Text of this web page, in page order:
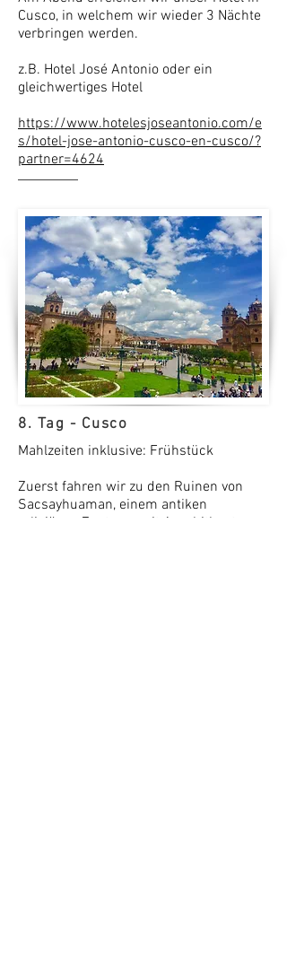
Cusco, in welchem wir wieder 3 Nächte
verbringen werden.
z.B. Hotel José Antonio oder ein
gleichwertiges Hotel
https://www.hotelesjoseantonio.com/e
s/hotel-jose-antonio-cusco-en-cusco/?
partner=4624
8. Tag - Cusco
Mahlzeiten inklusive: Frühstück
Zuerst fahren wir zu den Ruinen von
Sacsayhuaman, einem antiken
religiösen Zentrum mit Amphitheater,